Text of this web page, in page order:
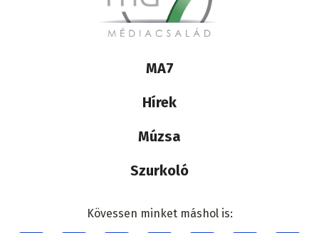
Lábléc
médiacsalád
MA7
Hírek
Múzsa
Szurkoló
Kövessen minket máshol is: